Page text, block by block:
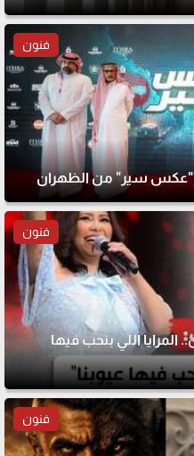
فنون
"عكس سير" من الظهران
فنون
اللي بنحب فيها
فنون